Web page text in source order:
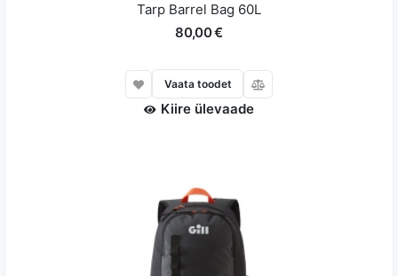
Tarp Barrel Bag 60L
80,00 €
Vaata toodet
Kiire ülevaade